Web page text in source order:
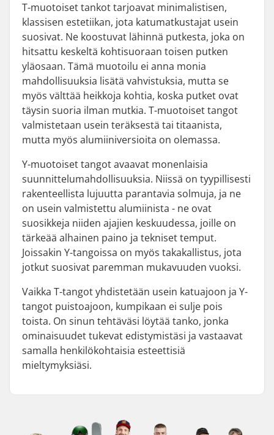
T-muotoiset tankot tarjoavat minimalistisen,
klassisen estetiikan, jota katumatkustajat usein
suosivat. Ne koostuvat lähinnä putkesta, joka on
hitsattu keskeltä kohtisuoraan toisen putken
yläosaan. Tämä muotoilu ei anna monia
mahdollisuuksia lisätä vahvistuksia, mutta se
myös välttää heikkoja kohtia, koska putket ovat
täysin suoria ilman mutkia. T-muotoiset tangot
valmistetaan usein teräksestä tai titaanista,
mutta myös alumiiniversioita on olemassa.
Y-muotoiset tangot avaavat monenlaisia
suunnittelumahdollisuuksia. Niissä on tyypillisesti
rakenteellista lujuutta parantavia solmuja, ja ne
on usein valmistettu alumiinista - ne ovat
suosikkeja niiden ajajien keskuudessa, joille on
tärkeää alhainen paino ja tekniset temput.
Joissakin Y-tangoissa on myös takakallistus, jota
jotkut suosivat paremman mukavuuden vuoksi.
Vaikka T-tangot yhdistetään usein katuajoon ja Y-
tangot puistoajoon, kumpikaan ei sulje pois
toista. On sinun tehtäväsi löytää tanko, jonka
ominaisuudet tukevat edistymistäsi ja vastaavat
samalla henkilökohtaisia esteettisiä
mieltymyksiäsi.